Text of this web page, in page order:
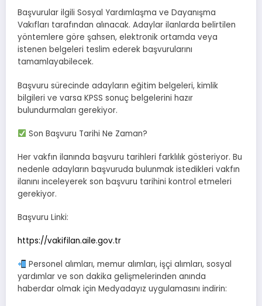
Başvurular ilgili Sosyal Yardımlaşma ve Dayanışma
Vakıfları tarafından alınacak. Adaylar ilanlarda belirtilen
yöntemlere göre şahsen, elektronik ortamda veya
istenen belgeleri teslim ederek başvurularını
tamamlayabilecek.
Başvuru sürecinde adayların eğitim belgeleri, kimlik
bilgileri ve varsa KPSS sonuç belgelerini hazır
bulundurmaları gerekiyor.
Son Başvuru Tarihi Ne Zaman?
Her vakfın ilanında başvuru tarihleri farklılık gösteriyor. Bu
nedenle adayların başvuruda bulunmak istedikleri vakfın
ilanını inceleyerek son başvuru tarihini kontrol etmeleri
gerekiyor.
Başvuru Linki:
https://vakifilan.aile.gov.tr
Personel alımları, memur alımları, işçi alımları, sosyal
yardımlar ve son dakika gelişmelerinden anında
haberdar olmak için Medyadayız uygulamasını indirin: